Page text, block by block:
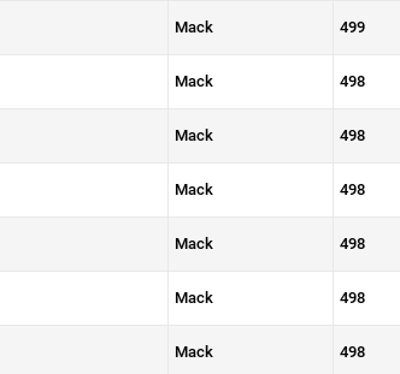
Mack 499
Mack 498
Mack 498
Mack 498
Mack 498
Mack 498
Mack 498